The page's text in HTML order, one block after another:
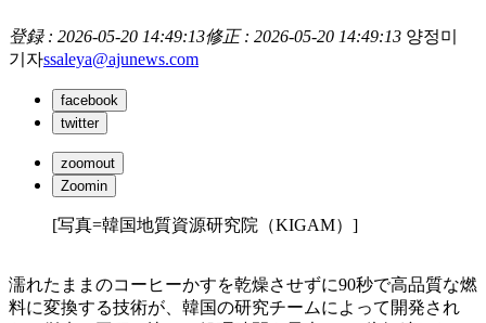
登録 : 2026-05-20 14:49:13修正 : 2026-05-20 14:49:13 양정미
기자ssaleya@ajunews.com
facebook
twitter
zoomout
Zoomin
[写真=韓国地質資源研究院（KIGAM）]
濡れたままのコーヒーかすを乾燥させずに90秒で高品質な燃
料に変換する技術が、韓国の研究チームによって開発され